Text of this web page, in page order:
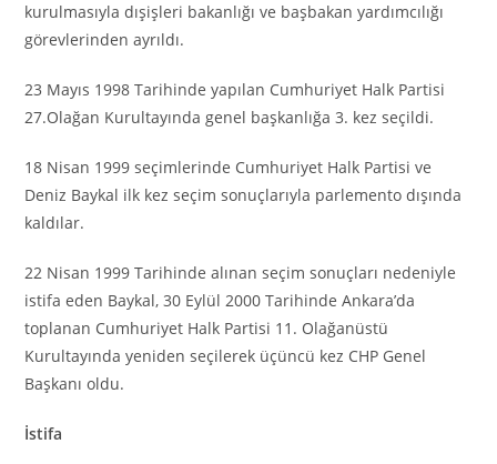
kurulmasıyla dışişleri bakanlığı ve başbakan yardımcılığı
görevlerinden ayrıldı.
23 Mayıs 1998 Tarihinde yapılan Cumhuriyet Halk Partisi
27.Olağan Kurultayında genel başkanlığa 3. kez seçildi.
18 Nisan 1999 seçimlerinde Cumhuriyet Halk Partisi ve
Deniz Baykal ilk kez seçim sonuçlarıyla parlemento dışında
kaldılar.
22 Nisan 1999 Tarihinde alınan seçim sonuçları nedeniyle
istifa eden Baykal, 30 Eylül 2000 Tarihinde Ankara’da
toplanan Cumhuriyet Halk Partisi 11. Olağanüstü
Kurultayında yeniden seçilerek üçüncü kez CHP Genel
Başkanı oldu.
İstifa